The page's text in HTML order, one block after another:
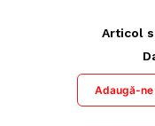
Articol
Adaugă-